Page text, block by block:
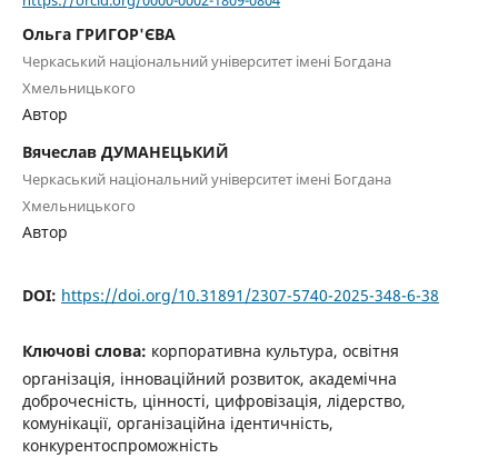
Ольга ГРИГОР'ЄВА
Черкаський національний університет імені Богдана
Хмельницького
Автор
Вячеслав ДУМАНЕЦЬКИЙ
Черкаський національний університет імені Богдана
Хмельницького
Автор
DOI: https://doi.org/10.31891/2307-5740-2025-348-6-38
Ключові слова: корпоративна культура, освітня
організація, інноваційний розвиток, академічна
доброчесність, цінності, цифровізація, лідерство,
комунікації, організаційна ідентичність,
конкурентоспроможність